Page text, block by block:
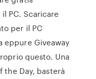
PC. Scaricare
per il PC
eppure Giveaway
questo. Una
the Day, basterà